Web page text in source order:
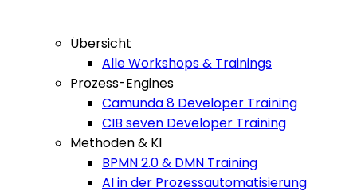
Übersicht
Alle Workshops & Trainings
Prozess-Engines
Camunda 8 Developer Training
CIB seven Developer Training
Methoden & KI
BPMN 2.0 & DMN Training
AI in der Prozessautomatisierung